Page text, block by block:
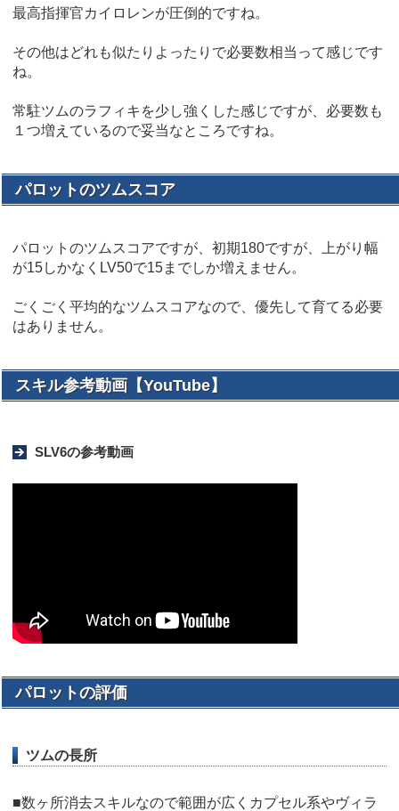
最高指揮官カイロレンが圧倒的ですね。
その他はどれも似たりよったりで必要数相当って感じです
ね。
常駐ツムのラフィキを少し強くした感じですが、必要数も
１つ増えているので妥当なところですね。
パロットのツムスコア
パロットのツムスコアですが、初期180ですが、上がり幅
が15しかなくLV50で15までしか増えません。
ごくごく平均的なツムスコアなので、優先して育てる必要
はありません。
スキル参考動画【YouTube】
SLV6の参考動画
パロットの評価
ツムの長所
■数ヶ所消去スキルなので範囲が広くカプセル系やヴィラ